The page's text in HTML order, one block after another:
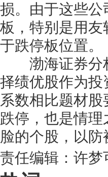
损。由于这些
板，特别是用
于跌停板位置。
渤海证券分析
择绩优股作为
系数相比题材
跌停，也是情
脸的个股，以防
责任编辑：许梦